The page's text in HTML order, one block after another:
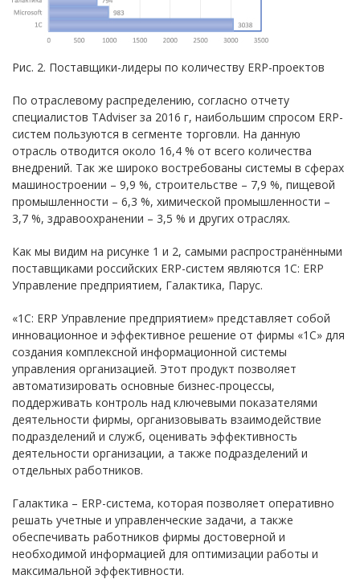
Рис. 2. Поставщики-лидеры по количеству ERP-проектов
По отраслевому распределению, согласно отчету
специалистов TAdviser за 2016 г, наибольшим спросом ERP-
систем пользуются в сегменте торговли. На данную
отрасль отводится около 16,4 % от всего количества
внедрений. Так же широко востребованы системы в сферах
машиностроении – 9,9 %, строительстве – 7,9 %, пищевой
промышленности – 6,3 %, химической промышленности –
3,7 %, здравоохранении – 3,5 % и других отраслях.
Как мы видим на рисунке 1 и 2, самыми распространёнными
поставщиками российских ERP-систем являются 1С: ERP
Управление предприятием, Галактика, Парус.
«1С: ERP Управление предприятием» представляет собой
инновационное и эффективное решение от фирмы «1С» для
создания комплексной информационной системы
управления организацией. Этот продукт позволяет
автоматизировать основные бизнес-процессы,
поддерживать контроль над ключевыми показателями
деятельности фирмы, организовывать взаимодействие
подразделений и служб, оценивать эффективность
деятельности организации, а также подразделений и
отдельных работников.
Галактика – ERP-система, которая позволяет оперативно
решать учетные и управленческие задачи, а также
обеспечивать работников фирмы достоверной и
необходимой информацией для оптимизации работы и
максимальной эффективности.